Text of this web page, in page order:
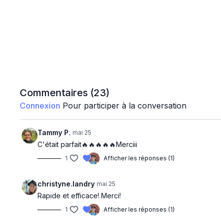
Commentaires (23)
Connexion Pour participer à la conversation
Tammy P. mai 25
C'était parfait🔥🔥🔥🔥🔥Merciii
1 Afficher les réponses (1)
christyne.landry mai 25
Rapide et efficace! Merci!
1 Afficher les réponses (1)